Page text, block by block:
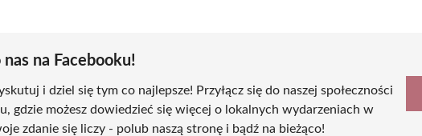
nas na Facebooku!
i dziel się tym co najlepsze! Przyłącz się do naszej społeczności
gdzie możesz dowiedzieć się więcej o lokalnych wydarzeniach w
zdanie się liczy - polub naszą stronę i bądź na bieżąco!